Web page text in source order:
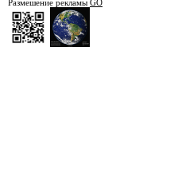
Размешение рекламы GO